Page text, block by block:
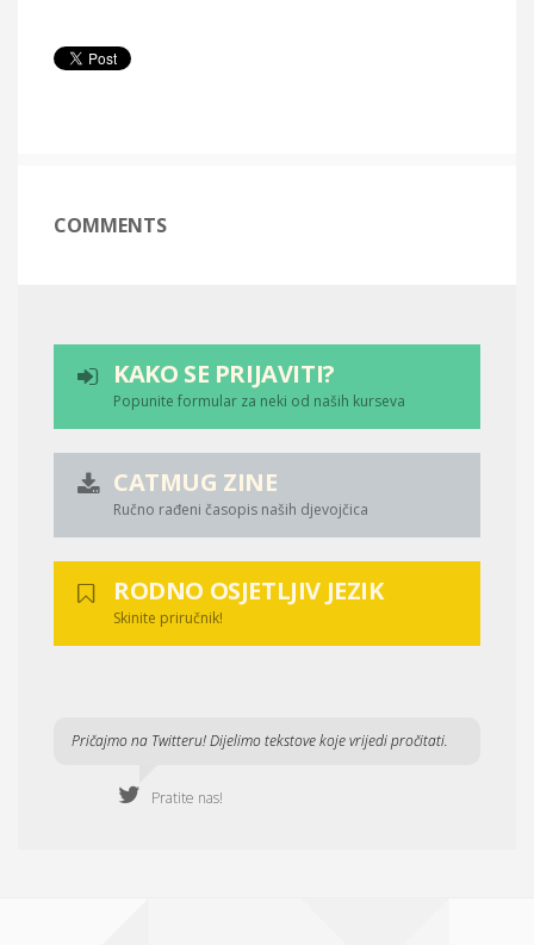
COMMENTS
KAKO SE PRIJAVITI?
Popunite formular za neki od naših kurseva
CATMUG ZINE
Ručno rađeni časopis naših djevojčica
RODNO OSJETLJIV JEZIK
Skinite priručnik!
Pričajmo na Twitteru! Dijelimo tekstove koje vrijedi pročitati.
Pratite nas!